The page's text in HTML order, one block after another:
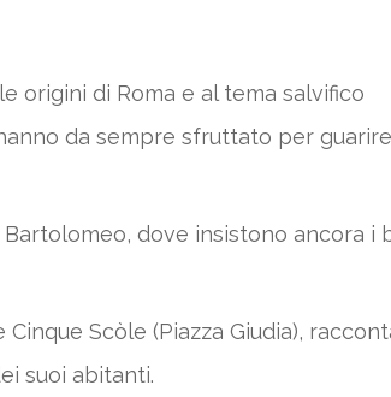
origini di Roma e al tema salvifico
da sempre sfruttato per
dove insistono ancora i
Scòle (Piazza Giudia),
suoi abitanti.